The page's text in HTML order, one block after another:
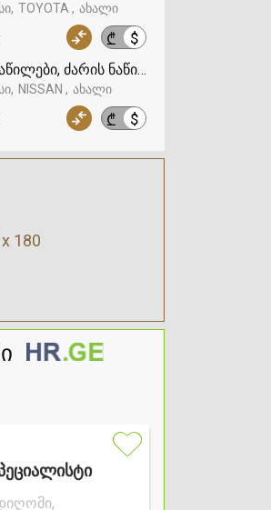
TOYOTA ახალი
₾ $
ძარის ნაწილები, კარი,
NISSAN ახალი
₾ $
180